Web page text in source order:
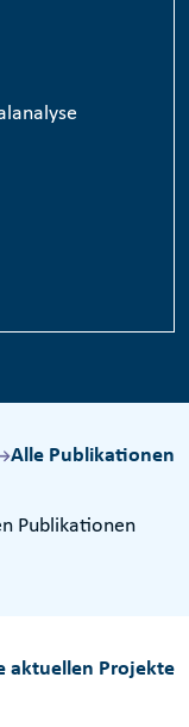
Publikationen
Alle Publikationen
aktuellen Projekte